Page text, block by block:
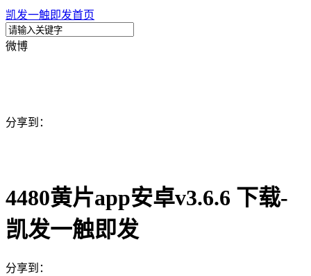
凯发一触即发首页
微博
分享到：
4480黄片app安卓v3.6.6 下载-
凯发一触即发
分享到：